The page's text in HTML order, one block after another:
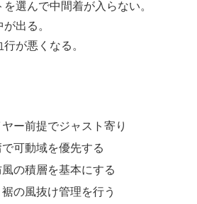
選んで中間着が入らない。
出る。
が悪くなる。
ー前提でジャスト寄り
可動域を優先する
の積層を基本にする
の風抜け管理を行う